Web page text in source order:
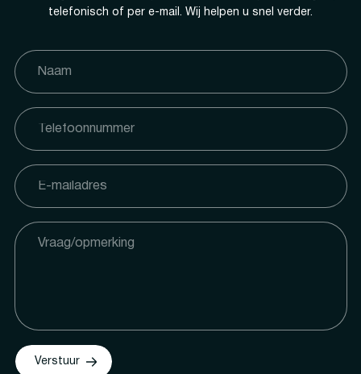
telefonisch of per e-mail. Wij helpen u snel verder.
Verstuur